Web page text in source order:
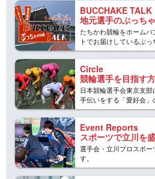
BUCCHAKE TALK
地元選手のぶっち
たちかわ競輪をホーム
トでお届けしているぶっ
Circle
競輪選手を目指す方
日本競輪選手会東京支
手伝いをする「愛好会」
Event Reports
スポーツで立川を
選手会・立川プロスポ
す。